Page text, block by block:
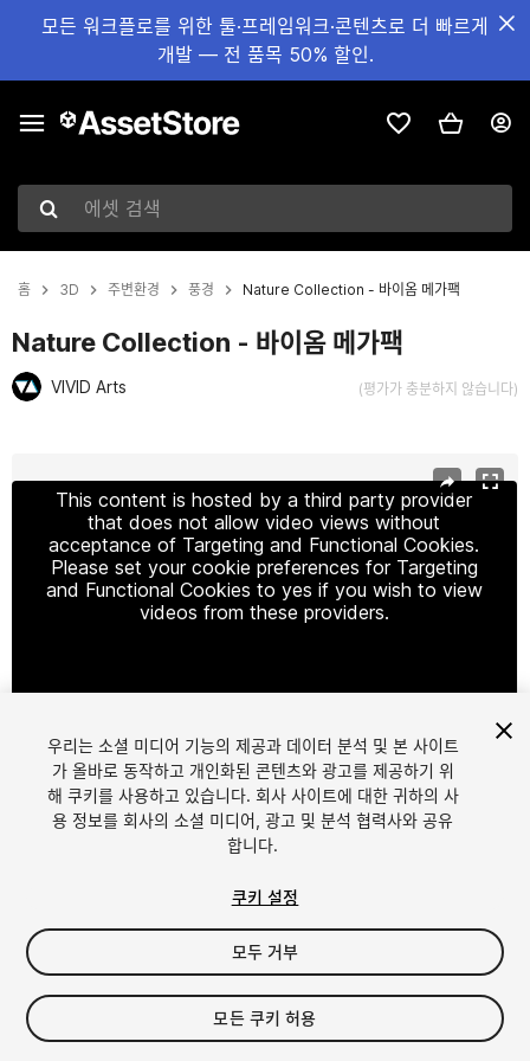
모든 워크플로를 위한 툴·프레임워크·콘텐츠로 더 빠르게
개발 — 전 품목 50% 할인.
에셋 검색
홈 3D 주변환경 풍경 Nature Collection - 바이옴 메가팩
Nature Collection - 바이옴 메가팩
VIVID Arts (평가가 충분하지 않습니다)
This content is hosted by a third party provider
that does not allow video views without
acceptance of Targeting and Functional Cookies.
Please set your cookie preferences for Targeting
and Functional Cookies to yes if you wish to view
videos from these providers.
1/26
$139.99
세금/부가세는 결제 시 반영됩니다.
우리는 소셜 미디어 기능의 제공과 데이터 분석 및 본 사이트
가 올바로 동작하고 개인화된 콘텐츠와 광고를 제공하기 위
해 쿠키를 사용하고 있습니다. 회사 사이트에 대한 귀하의 사
용 정보를 회사의 소셜 미디어, 광고 및 분석 협력사와 공유
합니다.
쿠키 설정
모두 거부
모든 쿠키 허용